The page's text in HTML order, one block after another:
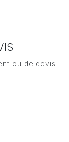
ou de devis